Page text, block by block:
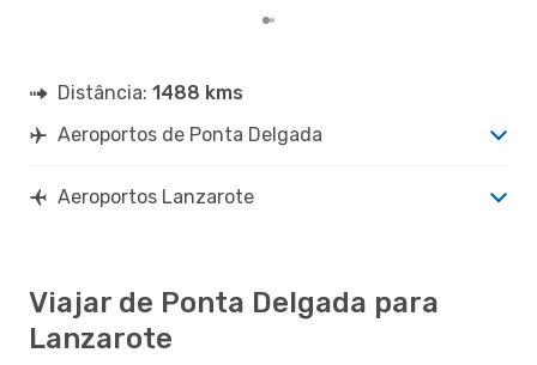
Distância: 1488 kms
Aeroportos de Ponta Delgada
Aeroportos Lanzarote
Viajar de Ponta Delgada para
Lanzarote